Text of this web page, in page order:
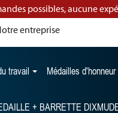
possibles, aucune
entreprise
travail Médailles d'honneur
+ BARRETTE